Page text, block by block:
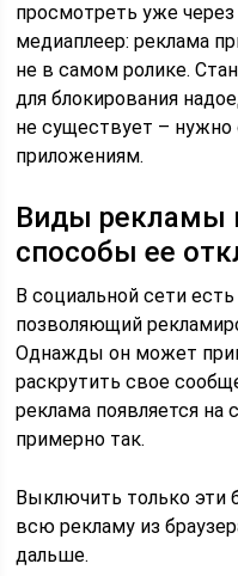
просмотреть уже
медиаплеер: реклама
не в самом ролике.
для блокирования
не существует –
приложениям.
Виды рекламы
способы ее
В социальной сети
позволяющий
Однажды он может
раскрутить свое
реклама появляется на
примерно так.
Выключить только эти
всю рекламу из
дальше.